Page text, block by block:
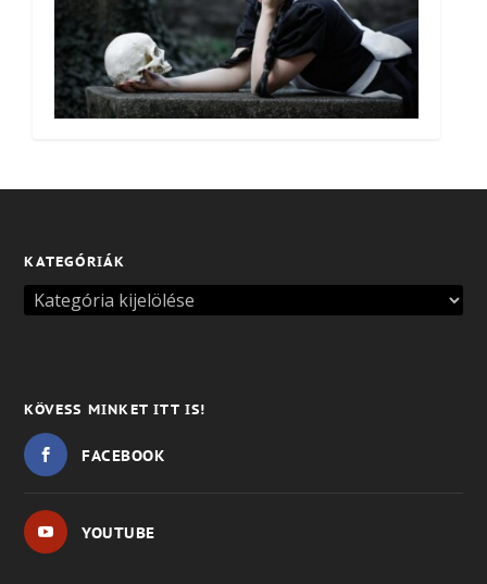
KATEGÓRIÁK
KÖVESS MINKET ITT IS!
FACEBOOK
YOUTUBE